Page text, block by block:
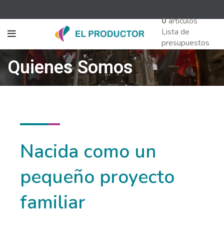
0artículos
Lista de
presupuestos
Quienes Somos
Nacida como un
pequeño proyecto
familiar